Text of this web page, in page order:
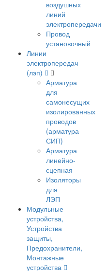
воздушных
линий
электропередачи
Провод
установочный
Линии
электропередач
(лэп)
Арматура
для
самонесущих
изолированных
проводов
(арматура
СИП)
Арматура
линейно-
сцепная
Изоляторы
для
ЛЭП
Модульные
устройства,
Устройства
защиты,
Предохранители,
Монтажные
устройства